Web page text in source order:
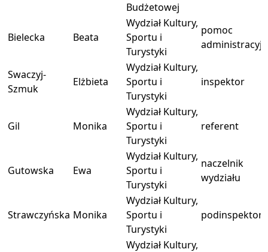
Budżetowej
Bielecka Beata
Wydział Kultury,
Sportu i
Turystyki
pomoc
Swaczyj-
Szmuk
Elżbieta
Wydział Kultury,
Sportu i
Turystyki
inspektor
Gil Monika
Wydział Kultury,
Sportu i
Turystyki
referent
Gutowska Ewa
Wydział Kultury,
Sportu i
Turystyki
naczelnik
wydziału
Strawczyńska Monika
Wydział Kultury,
Sportu i
Turystyki
podinspektor
Wydział Kultury,